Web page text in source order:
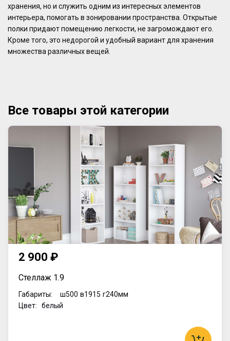
хранения, но и служить одним из интересных элементов
интерьера, помогать в зонировании пространства. Открытые
полки придают помещению легкости, не загромождают его.
Кроме того, это недорогой и удобный вариант для хранения
множества различных вещей.
Все товары этой категории
2 900 ₽
Стеллаж 1.9
Габариты: ш500 в1915 г240мм
Цвет: белый